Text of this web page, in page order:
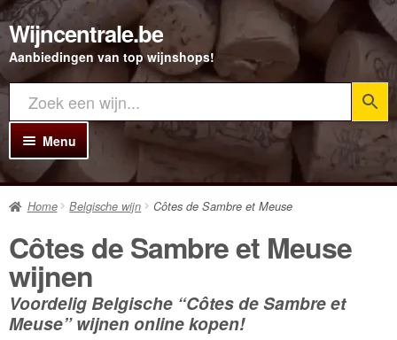
Ga
door
naar
navigatie
Ga
direct
naar
inhoud
Wijncentrale.be
Aanbiedingen van top wijnshops!
Menu
Home
Alle Wijnen
Rode wijn
Rosé wijn
Home Belgische wijn Côtes de Sambre et Meuse
Côtes de Sambre et Meuse
wijnen
Voordelig Belgische “Côtes de Sambre et
Meuse” wijnen online kopen!